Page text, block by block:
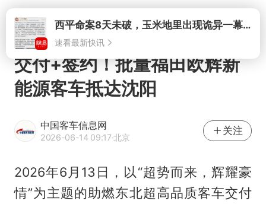
打开
交付+签约！批量福田欧辉新
能源客车抵达沈阳
中国客车信息网
2026-06-14 09:17·北京
关注
2026年6月13日，以“超势而来，辉耀豪
情”为主题的助燃东北超高品质客车交付